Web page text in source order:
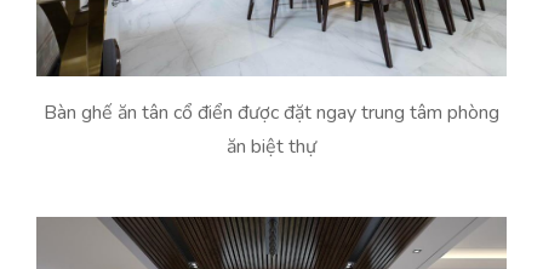
Bàn ghế ăn tân cổ điển được đặt ngay trung tâm phòng
ăn biệt thự